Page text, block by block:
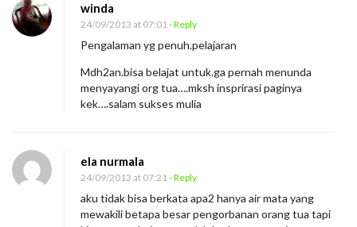
P
n
g
o
a
n
a
winda
24/09/2013 at 07:01- Reply
Pengalaman yg penuh.pelajaran
Mdh2an.bisa belajat untuk.ga pernah menunda
menyayangi org tua….mksh insprirasi paginya
kek….salam sukses mulia
ela nurmala
24/09/2013 at 07:21- Reply
aku tidak bisa berkata apa2 hanya air mata yang
mewakili betapa besar pengorbanan orang tua tapi